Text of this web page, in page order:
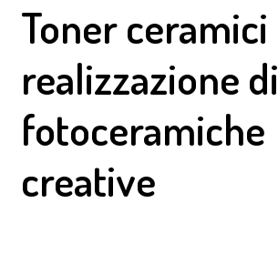
Toner ceramici
realizzazione di
fotoceramiche
creative